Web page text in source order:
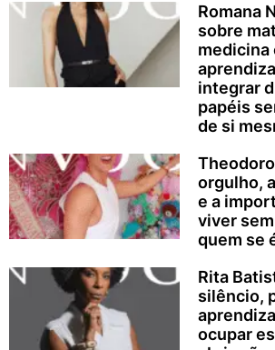
Romana
sobre
medicina
integrar
papéis
de si
orgulho,
e a
viver
quem se
Rita
silêncio,
ocupar